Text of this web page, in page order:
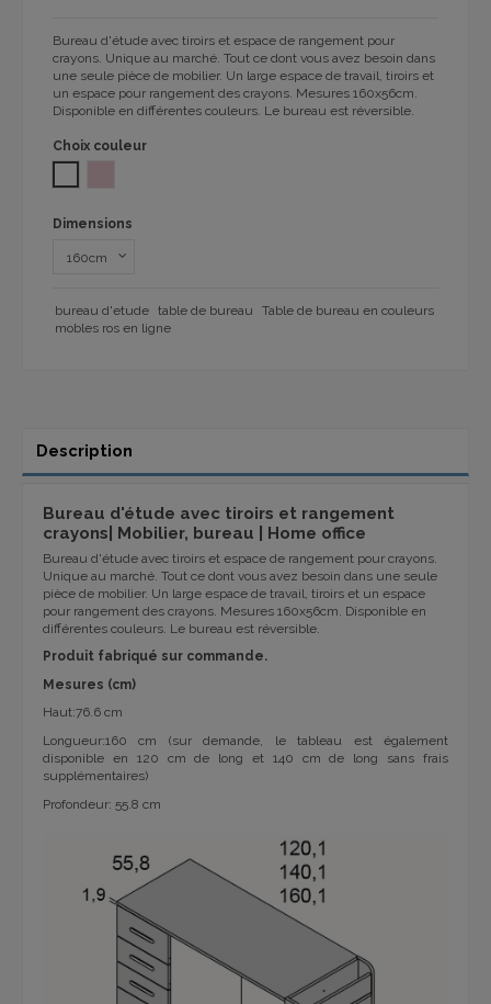
Bureau d'étude avec tiroirs et espace de rangement pour
crayons. Unique au marché. Tout ce dont vous avez besoin dans
une seule pièce de mobilier. Un large espace de travail, tiroirs et
un espace pour rangement des crayons. Mesures 160x56cm.
Disponible en différentes couleurs. Le bureau est réversible.
Choix couleur
Dimensions
bureau d'etude table de bureau
Table de bureau en couleurs
mobles ros en ligne
Description
Bureau d'étude avec tiroirs et rangement
crayons| Mobilier, bureau | Home office
Bureau d'étude avec tiroirs et espace de rangement pour crayons.
Unique au marché. Tout ce dont vous avez besoin dans une seule
pièce de mobilier. Un large espace de travail, tiroirs et un espace
pour rangement des crayons. Mesures 160x56cm. Disponible en
différentes couleurs. Le bureau est réversible.
Produit fabriqué sur commande.
Mesures (cm)
Haut:76.6 cm
Longueur:160 cm (sur demande, le tableau est également
disponible en 120 cm de long et 140 cm de long sans frais
supplémentaires)
Profondeur: 55.8 cm